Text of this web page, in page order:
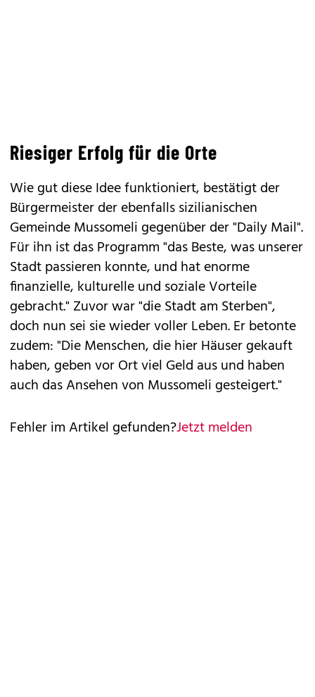
Riesiger Erfolg für die Orte
Wie gut diese Idee funktioniert, bestätigt der
Bürgermeister der ebenfalls sizilianischen
Gemeinde Mussomeli gegenüber der "Daily Mail".
Für ihn ist das Programm "das Beste, was unserer
Stadt passieren konnte, und hat enorme
finanzielle, kulturelle und soziale Vorteile
gebracht." Zuvor war "die Stadt am Sterben",
doch nun sei sie wieder voller Leben. Er betonte
zudem: "Die Menschen, die hier Häuser gekauft
haben, geben vor Ort viel Geld aus und haben
auch das Ansehen von Mussomeli gesteigert."
Fehler im Artikel gefunden?Jetzt melden